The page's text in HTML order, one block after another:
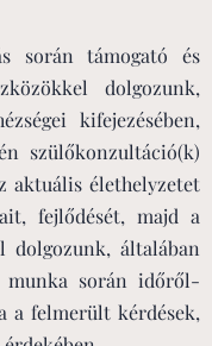
során támogató és
dolgozunk,
kifejezésében,
szülőkonzultáció(k)
aktuális élethelyzetet
fejlődését, majd a
dolgozunk, általában
munka során időről-
a felmerült kérdések,